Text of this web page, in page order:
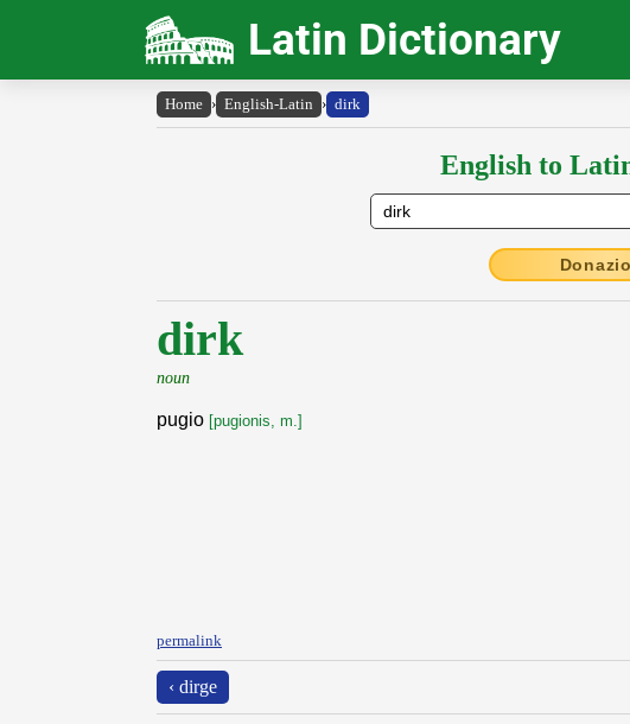
Latin Dictionary
Home › English-Latin › dirk
English to
dirk
noun
pugio [pugionis, m.]
permalink
‹ dirge